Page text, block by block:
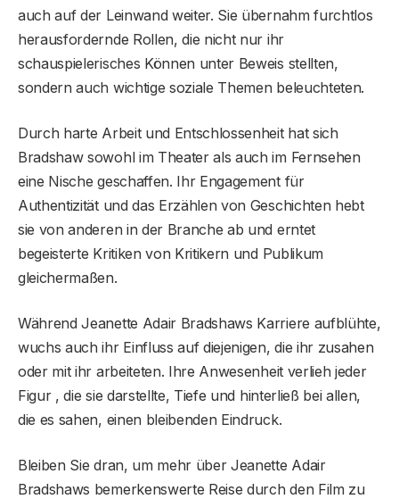
auch auf der Leinwand weiter. Sie übernahm furchtlos
herausfordernde Rollen, die nicht nur ihr
schauspielerisches Können unter Beweis stellten,
sondern auch wichtige soziale Themen beleuchteten.
Durch harte Arbeit und Entschlossenheit hat sich
Bradshaw sowohl im Theater als auch im Fernsehen
eine Nische geschaffen. Ihr Engagement für
Authentizität und das Erzählen von Geschichten hebt
sie von anderen in der Branche ab und erntet
begeisterte Kritiken von Kritikern und Publikum
gleichermaßen.
Während Jeanette Adair Bradshaws Karriere aufblühte,
wuchs auch ihr Einfluss auf diejenigen, die ihr zusahen
oder mit ihr arbeiteten. Ihre Anwesenheit verlieh jeder
Figur , die sie darstellte, Tiefe und hinterließ bei allen,
die es sahen, einen bleibenden Eindruck.
Bleiben Sie dran, um mehr über Jeanette Adair
Bradshaws bemerkenswerte Reise durch den Film zu